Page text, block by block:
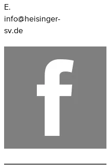
E.
info@heisinger-
sv.de